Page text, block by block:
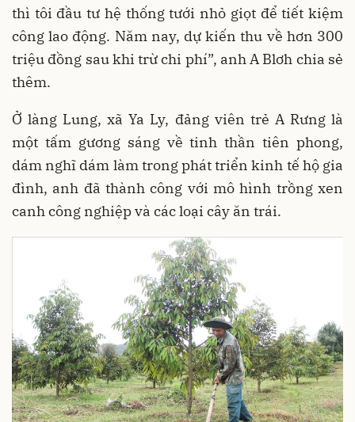
thì tôi đầu tư hệ thống tưới nhỏ giọt để tiết kiệm
công lao động. Năm nay, dự kiến thu về hơn 300
triệu đồng sau khi trừ chi phí”, anh A Blơh chia sẻ
thêm.
Ở làng Lung, xã Ya Ly, đảng viên trẻ A Rưng là
một tấm gương sáng về tinh thần tiên phong,
dám nghĩ dám làm trong phát triển kinh tế hộ gia
đình, anh đã thành công với mô hình trồng xen
canh công nghiệp và các loại cây ăn trái.